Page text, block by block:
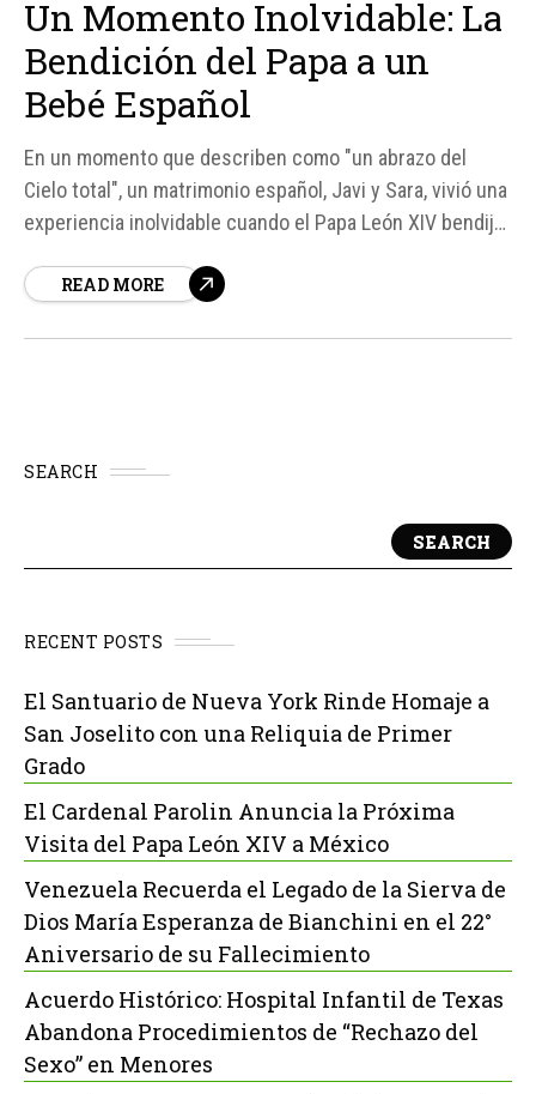
Un Momento Inolvidable: La
Bendición del Papa a un
Bebé Español
En un momento que describen como "un abrazo del
Cielo total", un matrimonio español, Javi y Sara, vivió una
experiencia inolvidable cuando el Papa León XIV bendijo
durante su visita apostólica a España. La familia se
READ MORE
SEARCH
SEARCH
RECENT POSTS
El Santuario de Nueva York Rinde Homaje a
San Joselito con una Reliquia de Primer
Grado
El Cardenal Parolin Anuncia la Próxima
Visita del Papa León XIV a México
Venezuela Recuerda el Legado de la Sierva de
Dios María Esperanza de Bianchini en el 22°
Aniversario de su Fallecimiento
Acuerdo Histórico: Hospital Infantil de Texas
Abandona Procedimientos de “Rechazo del
Sexo” en Menores